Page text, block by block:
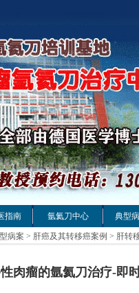
指南 氩氦刀中心 典型
病案 > 肝癌及其转移癌案例 > 肝转
肉瘤的氩氦刀治疗-即